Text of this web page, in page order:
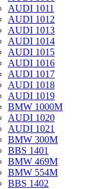
AUDI 1011
AUDI 1012
AUDI 1013
AUDI 1014
AUDI 1015
AUDI 1016
AUDI 1017
AUDI 1018
AUDI 1019
BMW 1000M
AUDI 1020
AUDI 1021
BMW 300M
BBS 1401
BMW 469M
BMW 554M
BBS 1402